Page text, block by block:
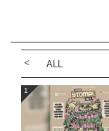
ALL
1